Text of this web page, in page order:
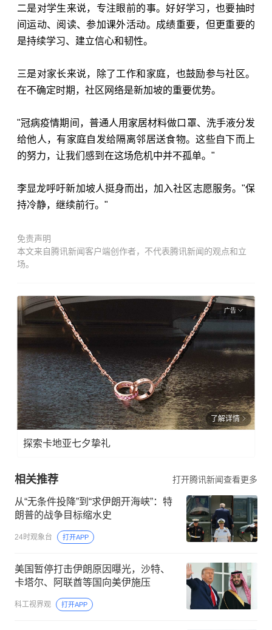
二是对学生来说，专注眼前的事。好好学习，也要抽时
间运动、阅读、参加课外活动。成绩重要，但更重要的
是持续学习、建立信心和韧性。
三是对家长来说，除了工作和家庭，也鼓励参与社区。
在不确定时期，社区网络是新加坡的重要优势。
"冠病疫情期间，普通人用家居材料做口罩、洗手液分发
给他人，有家庭自发给隔离邻居送食物。这些自下而上
的努力，让我们感到在这场危机中并不孤单。"
李显龙呼吁新加坡人挺身而出，加入社区志愿服务。"保
持冷静，继续前行。"
免责声明
本文来自腾讯新闻客户端创作者，不代表腾讯新闻的观点和立
场。
广告
了解详情
探索卡地亚七夕挚礼
相关推荐 打开腾讯新闻查看更多
从“无条件投降”到“求伊朗开海峡”：特
朗普的战争目标缩水史
24时观象台 打开APP
美国暂停打击伊朗原因曝光，沙特、
卡塔尔、阿联酋等国向美伊施压
科工视界观 打开APP